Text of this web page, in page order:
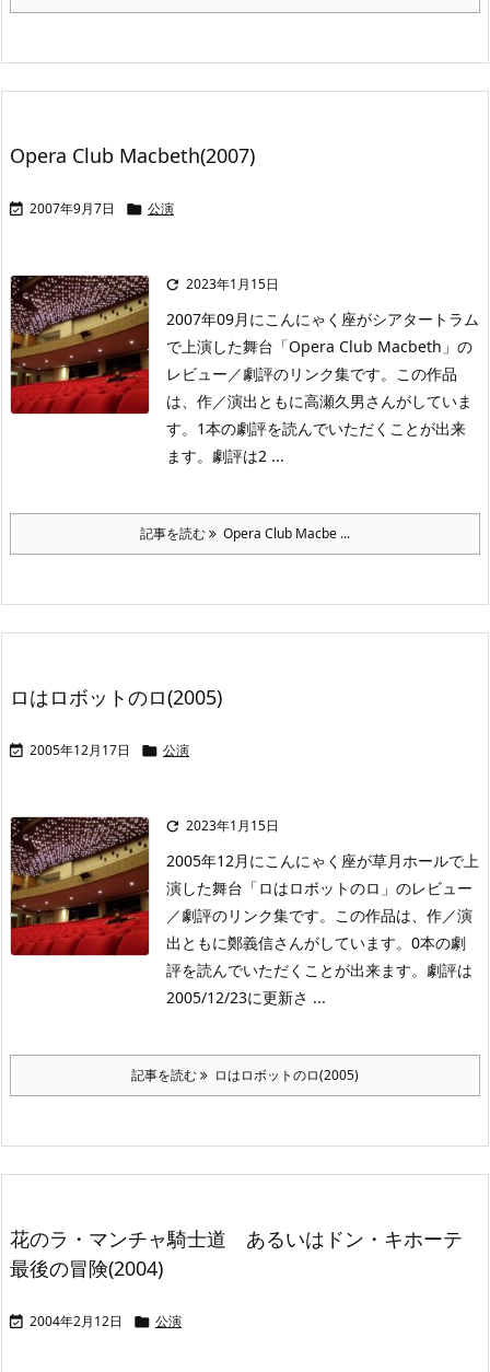
Opera Club Macbeth(2007)
 2007年9月7日  公演
 2023年1月15日
2007年09月にこんにゃく座がシアタートラム
で上演した舞台「Opera Club Macbeth」の
レビュー／劇評のリンク集です。この作品
は、作／演出ともに高瀬久男さんがしていま
す。1本の劇評を読んでいただくことが出来
ます。劇評は2 ...
記事を読む Opera Club Macbe ...
ロはロボットのロ(2005)
 2005年12月17日  公演
 2023年1月15日
2005年12月にこんにゃく座が草月ホールで上
演した舞台「ロはロボットのロ」のレビュー
／劇評のリンク集です。この作品は、作／演
出ともに鄭義信さんがしています。0本の劇
評を読んでいただくことが出来ます。劇評は
2005/12/23に更新さ ...
記事を読む ロはロボットのロ(2005)
花のラ・マンチャ騎士道 あるいはドン・キホーテ
最後の冒険(2004)
 2004年2月12日  公演